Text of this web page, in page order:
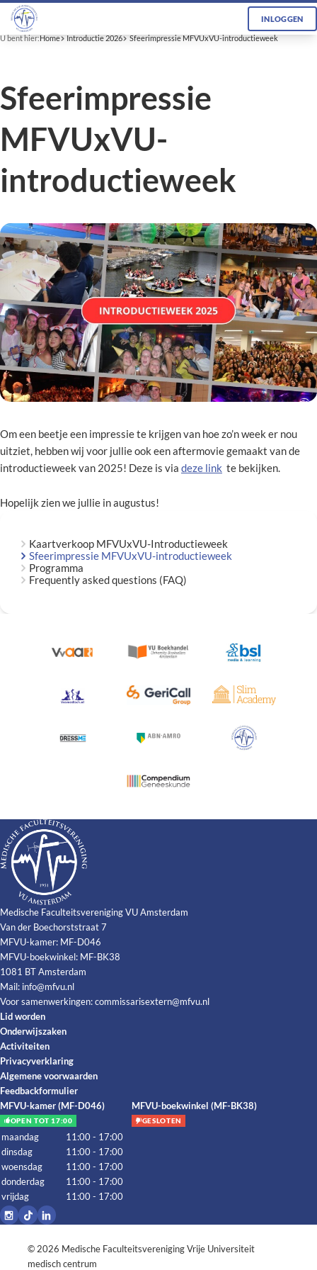
INLOGGEN
U bent hier:Home Introductie 2026 Sfeerimpressie MFVUxVU-introductieweek
Sfeerimpressie
MFVUxVU-
introductieweek
Om een beetje een impressie te krijgen van hoe zo’n week er nou
uitziet, hebben wij voor jullie ook een aftermovie gemaakt van de
introductieweek van 2025! Deze is via deze link te bekijken.
Hopelijk zien we jullie in augustus!
Kaartverkoop MFVUxVU-Introductieweek
Sfeerimpressie MFVUxVU-introductieweek
Programma
Frequently asked questions (FAQ)
Medische Faculteitsvereniging VU Amsterdam
Van der Boechorststraat 7
MFVU-kamer: MF-D046
MFVU-boekwinkel: MF-BK38
1081 BT Amsterdam
Mail: info@mfvu.nl
Voor samenwerkingen:commissarisextern@mfvu.nl
Lid worden
Onderwijszaken
Activiteiten
Privacyverklaring
Algemene voorwaarden
Feedbackformulier
MFVU-kamer (MF-D046)
OPEN TOT 17:00
maandag
11:00 - 17:00
dinsdag
11:00 - 17:00
woensdag
11:00 - 17:00
donderdag
11:00 - 17:00
vrijdag
11:00 - 17:00
MFVU-boekwinkel (MF-BK38)
GESLOTEN
© 2026 Medische Faculteitsvereniging Vrije Universiteit
medisch centrum